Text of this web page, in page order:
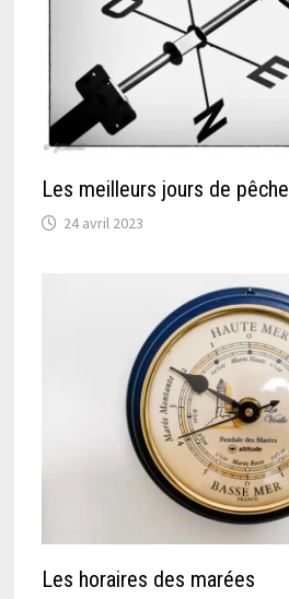
Les meilleurs jours de pêche
24 avril 2023
Les horaires des marées